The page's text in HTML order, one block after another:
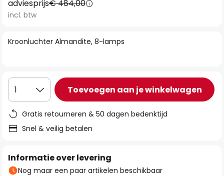
het
begin
de
Kroonluchter Almandite, 8-lamps
adviesprijs€ 484,00
incl. btw
1 Toevoegen aan je winkelwagen
Gratis retourneren & 50 dagen bedenktijd
Snel & veilig betalen
Informatie over levering
Nog maar een paar artikelen beschikbaar